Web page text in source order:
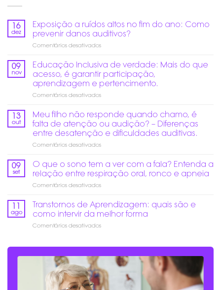
16
dez
Exposição a ruídos altos no fim do ano: Como
prevenir danos auditivos?
Comentários desativadosem
ruídos
altos
no
fim
ano:
prevenir
danos
auditivos?
09
nov
Educação Inclusiva de verdade: Mais do que
acesso, é garantir participação,
aprendizagem e pertencimento.
Comentários desativadosem
Inclusiva
de
verdade:
Mais
do
acesso,
garantir
participação,
e
pertencimento.
13
out
Meu filho não responde quando chamo, é
falta de atenção ou audição? – Diferenças
entre desatenção e dificuldades auditivas.
Comentários desativadosem
não
responde
quando
é
falta
atenção
Diferenças
entre
desatenção
e
09
set
O que o sono tem a ver com a fala? Entenda a
relação entre respiração oral, ronco e apneia
Comentários desativadosem
o
sono
tem
fala?
Entenda
a
11
ago
Transtornos de Aprendizagem: quais são e
como intervir da melhor forma
Comentários desativadosem
quais
são
e
como